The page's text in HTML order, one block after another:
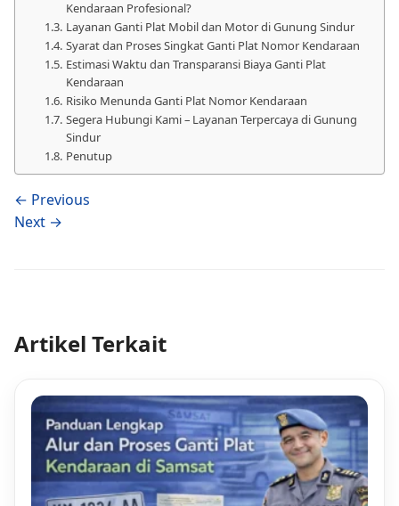
Kendaraan Profesional?
Layanan Ganti Plat Mobil dan Motor di Gunung Sindur
Syarat dan Proses Singkat Ganti Plat Nomor Kendaraan
Estimasi Waktu dan Transparansi Biaya Ganti Plat
Kendaraan
Risiko Menunda Ganti Plat Nomor Kendaraan
Segera Hubungi Kami – Layanan Terpercaya di Gunung
Sindur
Penutup
← Previous
Next →
Artikel Terkait